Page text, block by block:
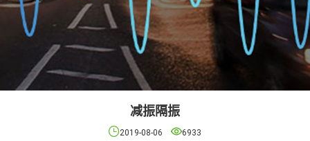
减振隔振
2019-08-06 6933